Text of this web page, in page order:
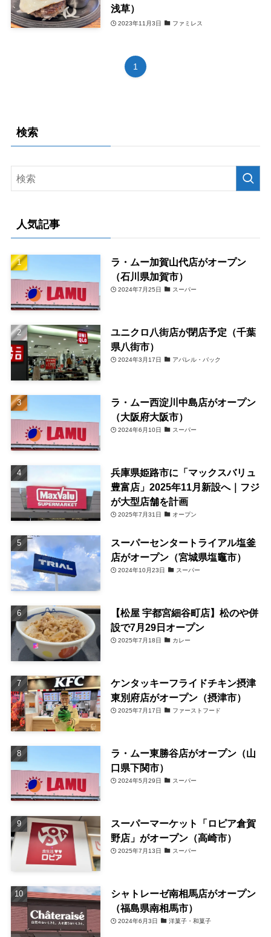
浅草）
2023年11月3日 ファミレス
1
検索
人気記事
ラ・ムー加賀山代店がオープン
（石川県加賀市）
2024年7月25日 スーパー
ユニクロ八街店が閉店予定（千葉
県八街市）
2024年3月17日 アパレル・バック
ラ・ムー西淀川中島店がオープン
（大阪府大阪市）
2024年6月10日 スーパー
兵庫県姫路市に「マックスバリュ
豊富店」2025年11月新設へ｜フジ
が大型店舗を計画
2025年7月31日 オープン
スーパーセンタートライアル塩釜
店がオープン（宮城県塩竈市）
2024年10月23日 スーパー
【松屋 宇都宮細谷町店】松のや併
設で7月29日オープン
2025年7月18日 カレー
ケンタッキーフライドチキン摂津
東別府店がオープン（摂津市）
2025年7月17日 ファーストフード
ラ・ムー東勝谷店がオープン（山
口県下関市）
2024年5月29日 スーパー
スーパーマーケット「ロピア倉賀
野店」がオープン（高崎市）
2025年7月13日 スーパー
シャトレーゼ南相馬店がオープン
（福島県南相馬市）
2024年6月3日 洋菓子・和菓子